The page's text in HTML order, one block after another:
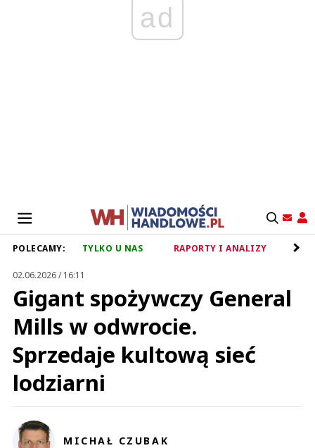
ad
POLECAMY: TYLKO U NAS RAPORTY I ANALIZY
02.06.2026 / 16:11
Gigant spożywczy General
Mills w odwrocie.
Sprzedaje kultową sieć
lodziarni
MICHAŁ CZUBAK